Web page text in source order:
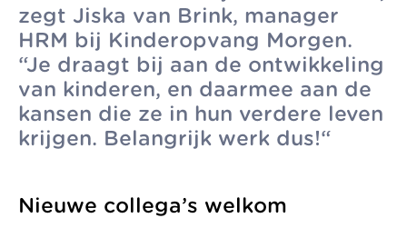
zegt Jiska van Brink, manager
HRM bij Kinderopvang Morgen.
“Je draagt bij aan de ontwikkeling
van kinderen, en daarmee aan de
kansen die ze in hun verdere leven
krijgen. Belangrijk werk dus!“
Nieuwe collega’s welkom